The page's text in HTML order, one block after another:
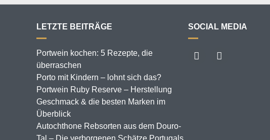
LETZTE BEITRÄGE
Portwein kochen: 5 Rezepte, die
überraschen
Porto mit Kindern – lohnt sich das?
Portwein Ruby Reserve – Herstellung
Geschmack & die besten Marken im
Überblick
Autochthone Rebsorten aus dem Douro-
Tal – Die verborgenen Schätze Portugals
SOCIAL MEDIA